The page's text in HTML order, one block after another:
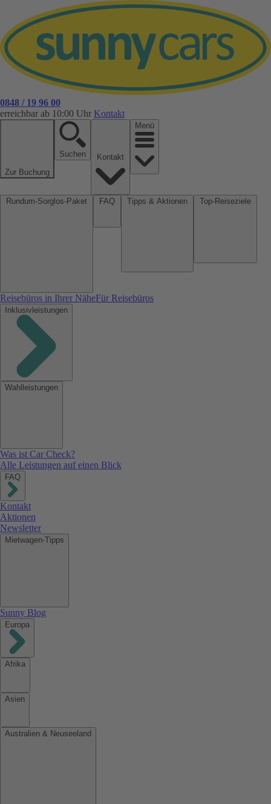
0848 / 19 96 00
erreichbar ab 10:00 Uhr Kontakt
Zur Buchung
Suchen
Menü
Reisebüros in Ihrer NäheFür Reisebüros
Inklusivleistungen
Wahlleistungen
Was ist Car Check?
Alle Leistungen auf einen Blick
FAQ
Kontakt
Aktionen
Newsletter
Mietwagen-Tipps
Sunny Blog
Europa
Afrika
Asien
Australien & Neuseeland